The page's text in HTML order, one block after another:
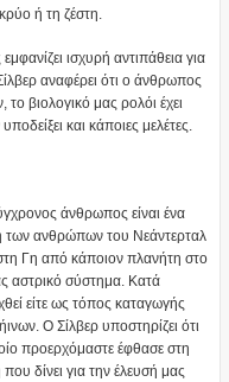
ή τη ζέστη.
ισχυρή αντιπάθεια για
αναφέρει ότι ο άνθρωπος
βιολογικό μας ρολόι έχει
και κάποιες μελέτες.
άνθρωπος είναι ένα
των ανθρώπων του Νεάντερταλ
Γη από κάποιον πλανήτη στο
αστρικό σύστημα. Κατά
είτε ως τόπος καταγωγής
Ο Σίλβερ υποστηρίζει ότι
προερχόμαστε έφθασε στη
δίνει για την έλευσή μας